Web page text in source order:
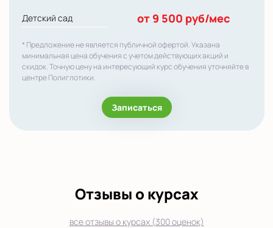
Детский сад от 9 500 руб/мес
* Предложение не является публичной офертой. Указана
минимальная цена обучения с учетом действующих акций и
скидок. Точную цену на интересующий курс обучения уточняйте в
центре Полиглотики.
Записаться
Отзывы о курсах
все отзывы о курсах (300 оценок)